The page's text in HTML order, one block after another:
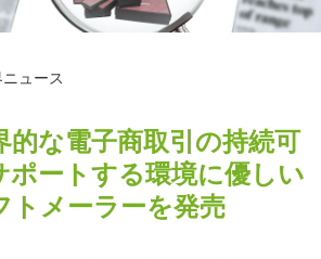
ュース
的な電子商取引の持続可
ポートする環境に優しい
トメーラーを発売